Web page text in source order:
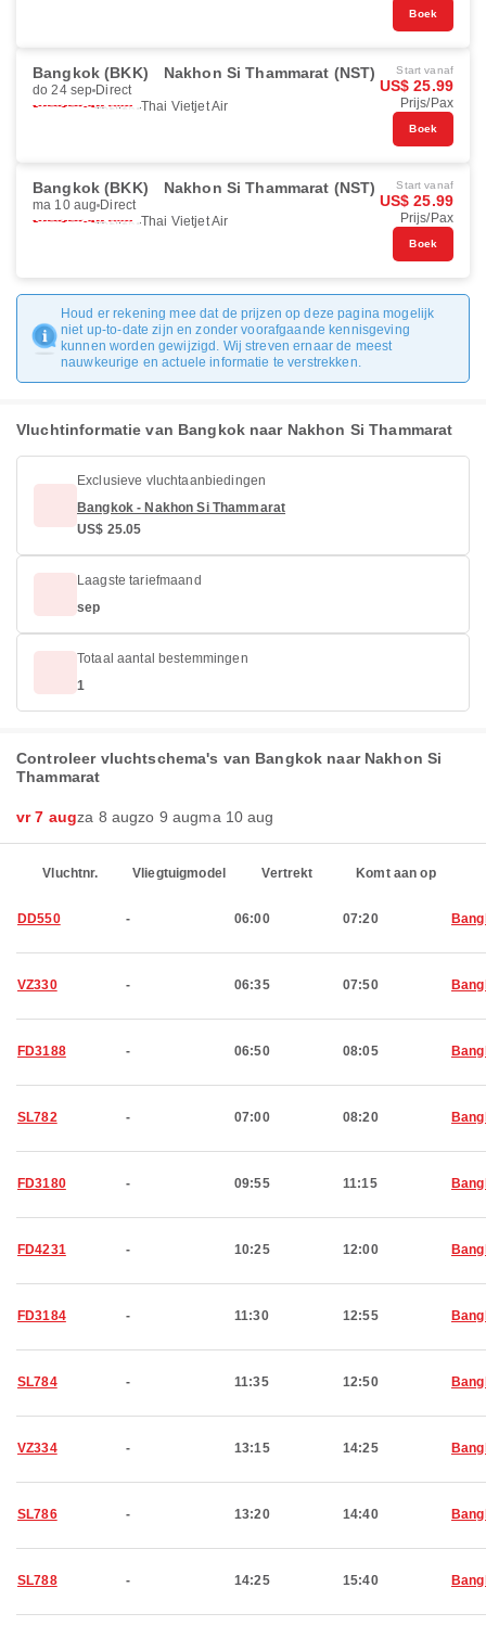
Boek
Bangkok (BKK) Nakhon Si Thammarat (NST)
do 24 sep Direct
Thai Vietjet Air
Start vanaf
US$ 25.99
Prijs/Pax
Boek
Bangkok (BKK) Nakhon Si Thammarat (NST)
ma 10 aug Direct
Thai Vietjet Air
Start vanaf
US$ 25.99
Prijs/Pax
Boek
Houd er rekening mee dat de prijzen op deze pagina mogelijk
niet up-to-date zijn en zonder voorafgaande kennisgeving
kunnen worden gewijzigd. Wij streven ernaar de meest
nauwkeurige en actuele informatie te verstrekken.
Vluchtinformatie van Bangkok naar Nakhon Si Thammarat
Exclusieve vluchtaanbiedingen
Bangkok - Nakhon Si Thammarat
US$ 25.05
Laagste tariefmaand
sep
Totaal aantal bestemmingen
1
Controleer vluchtschema's van Bangkok naar Nakhon Si
Thammarat
vr 7 augza 8 augzo 9 augma 10 aug
Vluchtnr. Vliegtuigmodel Vertrekt Komt aan op
DD550 - 06:00 07:20
VZ330 - 06:35 07:50
FD3188 - 06:50 08:05
SL782 - 07:00 08:20
FD3180 - 09:55 11:15
FD4231 - 10:25 12:00
FD3184 - 11:30 12:55
SL784 - 11:35 12:50
VZ334 - 13:15 14:25
SL786 - 13:20 14:40
SL788 - 14:25 15:40